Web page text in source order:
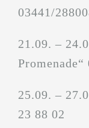
03441/
21.09. –
25.09. –
23 88 02